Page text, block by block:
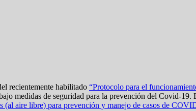
recientemente habilitado “Protocolo para el
medidas de seguridad para la prevención del Covid-
(al aire libre) para prevención y manejo de casos de